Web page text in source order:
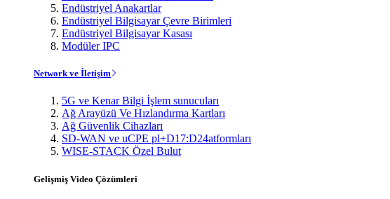
Endüstriyel Anakartlar
Endüstriyel Bilgisayar Çevre Birimleri
Endüstriyel Bilgisayar Kasası
Modüler IPC
Network ve İletişim
5G ve Kenar Bilgi İşlem sunucuları
Ağ Arayüzü Ve Hızlandırma Kartları
Ağ Güvenlik Cihazları
SD-WAN ve uCPE pl+D17:D24atformları
WISE-STACK Özel Bulut
Gelişmiş Video Çözümleri